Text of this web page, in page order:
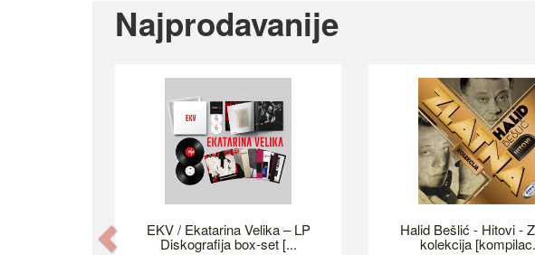
Najprodavanije
EKV / Ekatarina Velika – LP
Diskografija box-set [...
Halid Bešlić - Hitovi -
kolekcija
Previous